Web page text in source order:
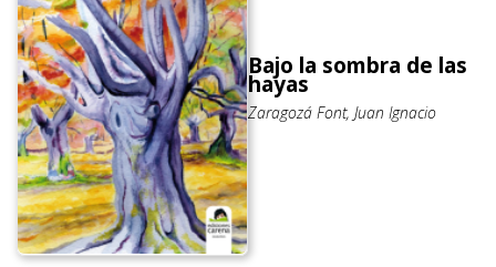
Bajo la sombra de las
hayas
Zaragozá Font, Juan Ignacio